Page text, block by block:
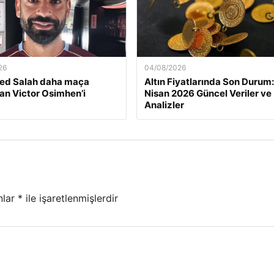
Salah daha maça
Victor Osimhen’i
04/08/2026
Altın Fiyatlarında Son
Nisan 2026 Güncel Veriler ve
Analizler
* ile işaretlenmişlerdir